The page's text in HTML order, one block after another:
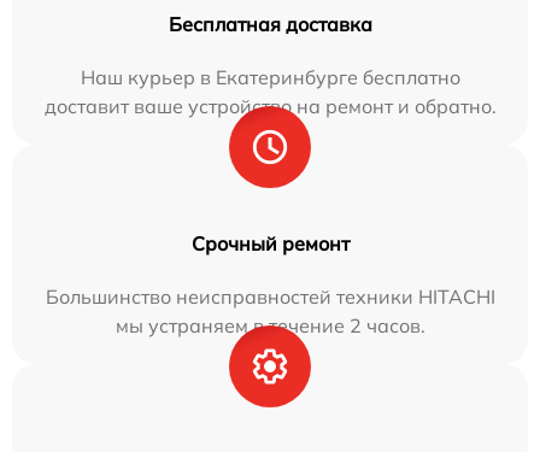
Бесплатная доставка
Наш курьер в Екатеринбурге бесплатно
доставит ваше устройство на ремонт и обратно.
Срочный ремонт
Большинство неисправностей техники HITACHI
мы устраняем в течение 2 часов.